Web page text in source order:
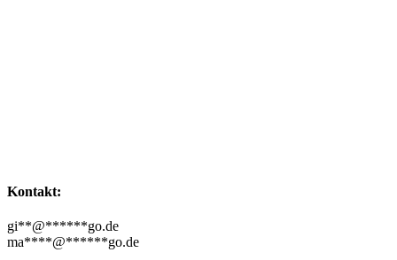
Kontakt:
gi**@******go.de
ma****@******go.de